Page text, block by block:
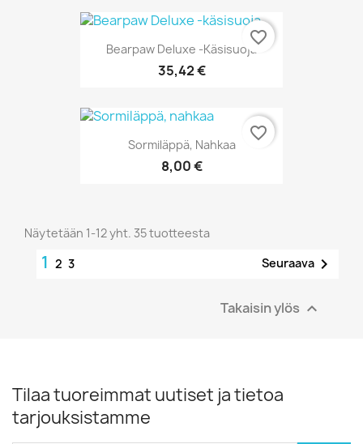
Bearpaw Deluxe -käsisuoja
35,42 €
favorite_border
Sormiläppä, Nahkaa
8,00 €
favorite_border
Näytetään 1-12 yht. 35 tuotteesta
1 2 3 Seuraava 
Takaisin ylös 
Tilaa tuoreimmat uutiset ja tietoa
tarjouksistamme